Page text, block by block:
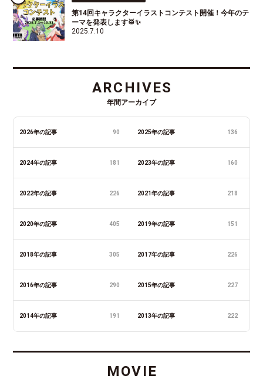
第14回キャラクターイラストコンテスト開催！今年のテ
ーマを発表します🥁✨
2025.7.10
ARCHIVES
年間アーカイブ
2026年の記事 90 2025年の記事 136
2024年の記事 181 2023年の記事 160
2022年の記事 226 2021年の記事 218
2020年の記事 405 2019年の記事 151
2018年の記事 305 2017年の記事 226
2016年の記事 290 2015年の記事 227
2014年の記事 191 2013年の記事 222
MOVIE